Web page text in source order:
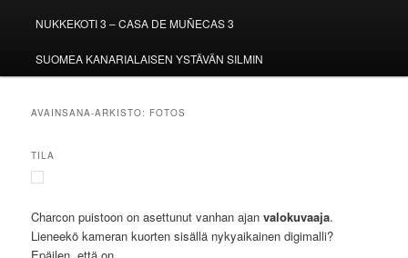
NUKKEKOTI 3 – CASA DE MUÑECAS 3
SUOMEA KANARIALAISEN YSTÄVÄN SILMIN
AVAINSANA-ARKISTO: FOTOS
TILA
Charcon puistoon on asettunut vanhan ajanvalokuvaaja.
Lieneekö kameran kuorten sisällä nykyaikainen digimalli?